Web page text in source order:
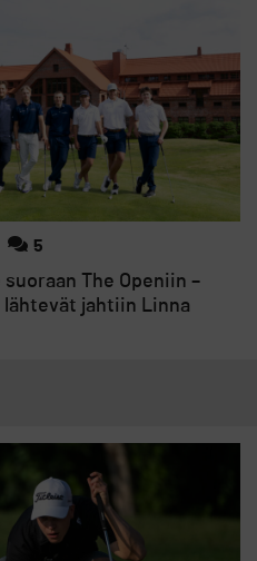
5
suoraan The Openiin –
lähtevät jahtiin Linna